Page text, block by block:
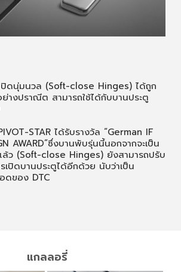
ดนุ่มนวล (Soft-close Hinges) ได้ถูก
างปราณีต สามารถใช้ได้กับบานประตู
STAR ได้รับรางวัล “German IF
AWARD”ซึ่งบานพับรุ่นนี้นอกจากจะเป็น
ว (Soft-close Hinges) ยังสามารถปรับ
รเปิดบานประตูได้อีกด้วย นับว่าเป็น
ดของ DTC
แกลลอรี่